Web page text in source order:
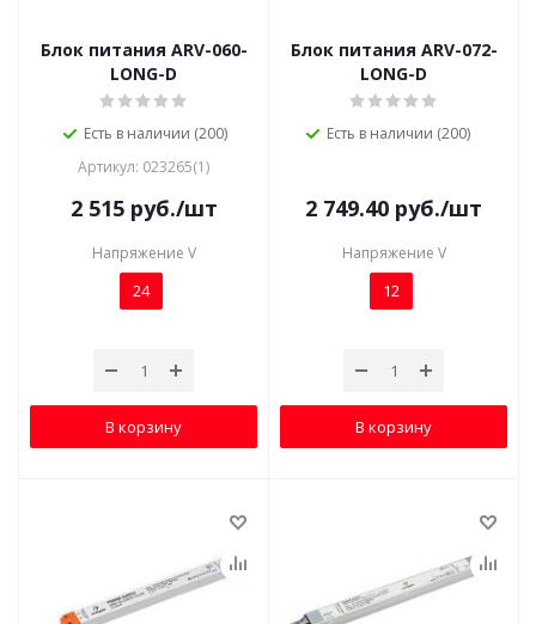
Блок питания ARV-060-
LONG-D
Есть в наличии (200)
Артикул: 023265(1)
2 515руб./шт
Напряжение V
24
В корзину
Блок питания ARV-072-
LONG-D
Есть в наличии (200)
2 749.40 руб./шт
Напряжение V
12
В корзину